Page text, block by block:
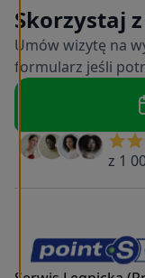
Skorzystaj
Umów wizytę na
formularz jeśli
z 1